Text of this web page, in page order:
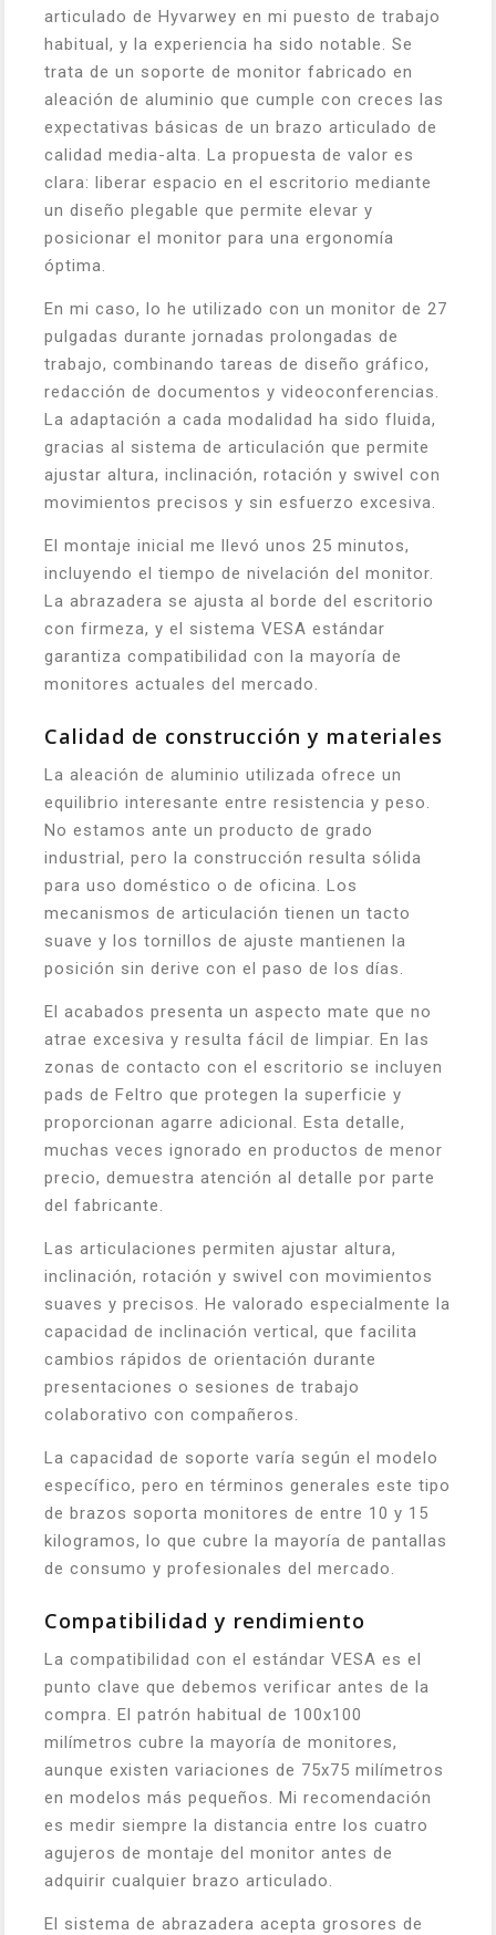
articulado de Hyvarwey en mi puesto de trabajo
habitual, y la experiencia ha sido notable. Se
trata de un soporte de monitor fabricado en
aleación de aluminio que cumple con creces las
expectativas básicas de un brazo articulado de
calidad media-alta. La propuesta de valor es
clara: liberar espacio en el escritorio mediante
un diseño plegable que permite elevar y
posicionar el monitor para una ergonomía
óptima.
En mi caso, lo he utilizado con un monitor de 27
pulgadas durante jornadas prolongadas de
trabajo, combinando tareas de diseño gráfico,
redacción de documentos y videoconferencias.
La adaptación a cada modalidad ha sido fluida,
gracias al sistema de articulación que permite
ajustar altura, inclinación, rotación y swivel con
movimientos precisos y sin esfuerzo excesiva.
El montaje inicial me llevó unos 25 minutos,
incluyendo el tiempo de nivelación del monitor.
La abrazadera se ajusta al borde del escritorio
con firmeza, y el sistema VESA estándar
garantiza compatibilidad con la mayoría de
monitores actuales del mercado.
Calidad de construcción y materiales
La aleación de aluminio utilizada ofrece un
equilibrio interesante entre resistencia y peso.
No estamos ante un producto de grado
industrial, pero la construcción resulta sólida
para uso doméstico o de oficina. Los
mecanismos de articulación tienen un tacto
suave y los tornillos de ajuste mantienen la
posición sin derive con el paso de los días.
El acabados presenta un aspecto mate que no
atrae excesiva y resulta fácil de limpiar. En las
zonas de contacto con el escritorio se incluyen
pads de Feltro que protegen la superficie y
proporcionan agarre adicional. Esta detalle,
muchas veces ignorado en productos de menor
precio, demuestra atención al detalle por parte
del fabricante.
Las articulaciones permiten ajustar altura,
inclinación, rotación y swivel con movimientos
suaves y precisos. He valorado especialmente la
capacidad de inclinación vertical, que facilita
cambios rápidos de orientación durante
presentaciones o sesiones de trabajo
colaborativo con compañeros.
La capacidad de soporte varía según el modelo
específico, pero en términos generales este tipo
de brazos soporta monitores de entre 10 y 15
kilogramos, lo que cubre la mayoría de pantallas
de consumo y profesionales del mercado.
Compatibilidad y rendimiento
La compatibilidad con el estándar VESA es el
punto clave que debemos verificar antes de la
compra. El patrón habitual de 100x100
milímetros cubre la mayoría de monitores,
aunque existen variaciones de 75x75 milímetros
en modelos más pequeños. Mi recomendación
es medir siempre la distancia entre los cuatro
agujeros de montaje del monitor antes de
adquirir cualquier brazo articulado.
El sistema de abrazadera acepta grosores de